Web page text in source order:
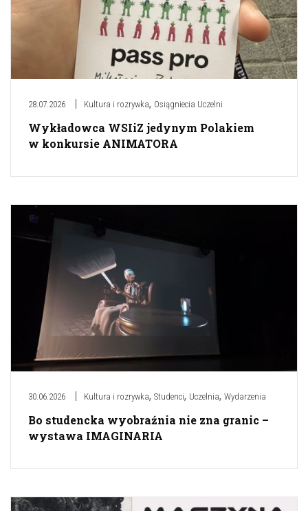
28.07.2026 Kultura i rozrywka, Osiągniecia Uczelni
Wykładowca WSIiZ jedynym Polakiem
w konkursie ANIMATORA
30.06.2026 Kultura i rozrywka, Studenci, Uczelnia, Wydarzenia
Bo studencka wyobraźnia nie zna granic –
wystawa IMAGINARIA